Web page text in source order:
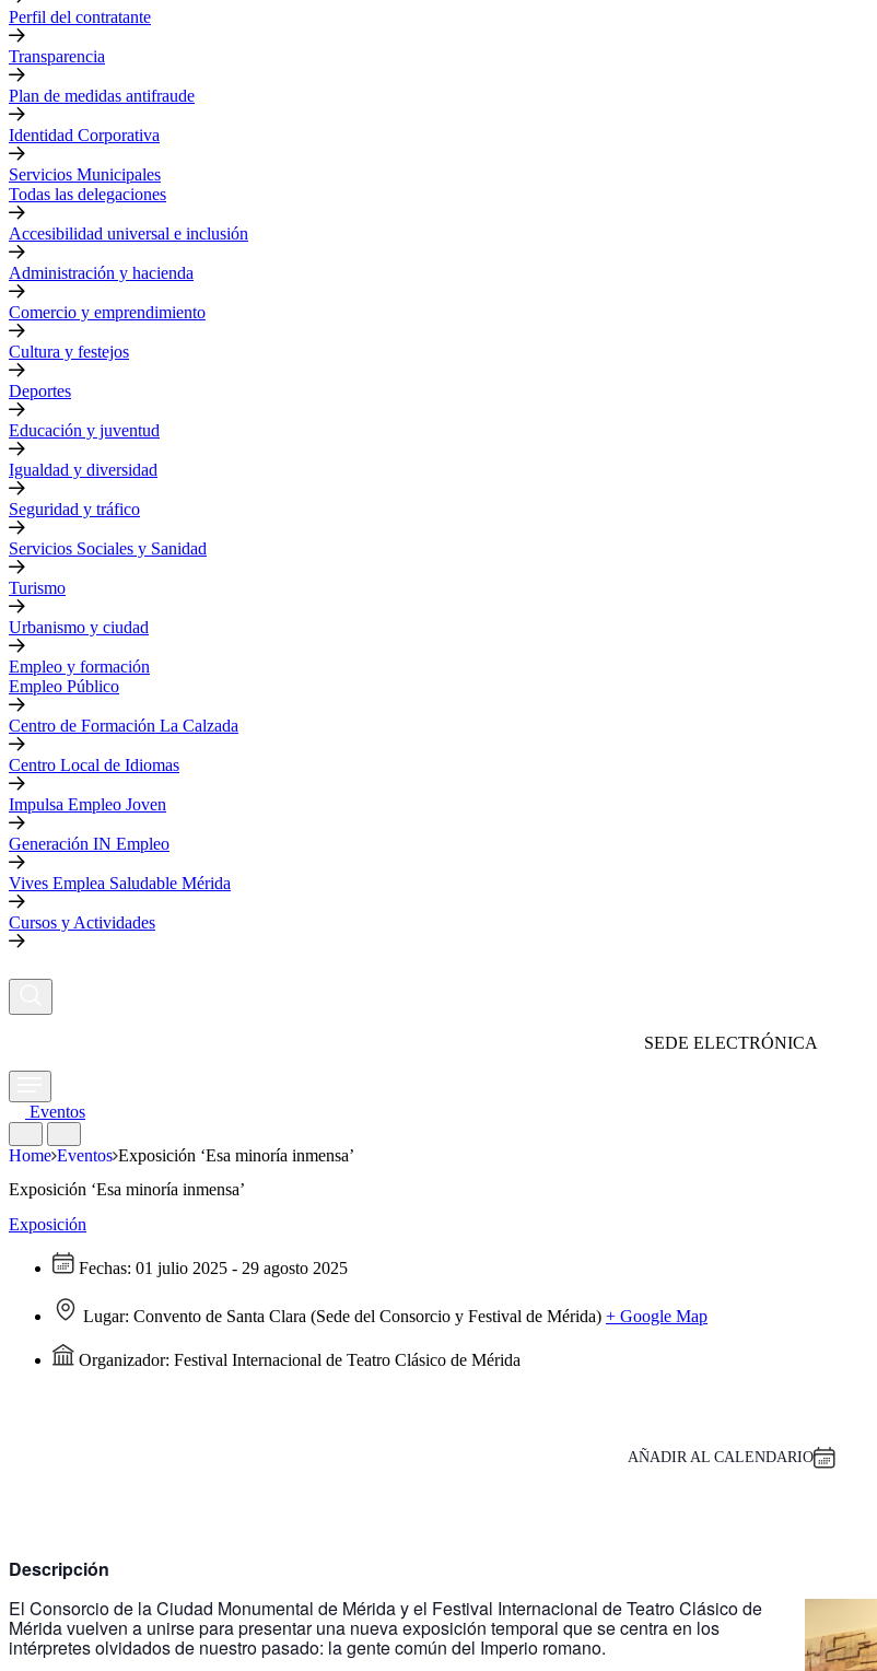
Perfil del contratante
Transparencia
Plan de medidas antifraude
Identidad Corporativa
Servicios Municipales
Todas las delegaciones
Accesibilidad universal e inclusión
Administración y hacienda
Comercio y emprendimiento
Cultura y festejos
Deportes
Educación y juventud
Igualdad y diversidad
Seguridad y tráfico
Servicios Sociales y Sanidad
Turismo
Urbanismo y ciudad
Empleo y formación
Empleo Público
Centro de Formación La Calzada
Centro Local de Idiomas
Impulsa Empleo Joven
Generación IN Empleo
Vives Emplea Saludable Mérida
Cursos y Actividades
SEDE ELECTRÓNICA
Eventos
Home Eventos Exposición ‘Esa minoría inmensa’
Exposición ‘Esa minoría inmensa’
Exposición
Fechas: 01 julio 2025 - 29 agosto 2025
Lugar: Convento de Santa Clara (Sede del Consorcio y Festival de Mérida) + Google Map
Organizador: Festival Internacional de Teatro Clásico de Mérida
AÑADIR AL CALENDARIO
Descripción
El Consorcio de la Ciudad Monumental de Mérida y el Festival Internacional de Teatro Clásico de
Mérida vuelven a unirse para presentar una nueva exposición temporal que se centra en los
intérpretes olvidados de nuestro pasado: la gente común del Imperio romano.